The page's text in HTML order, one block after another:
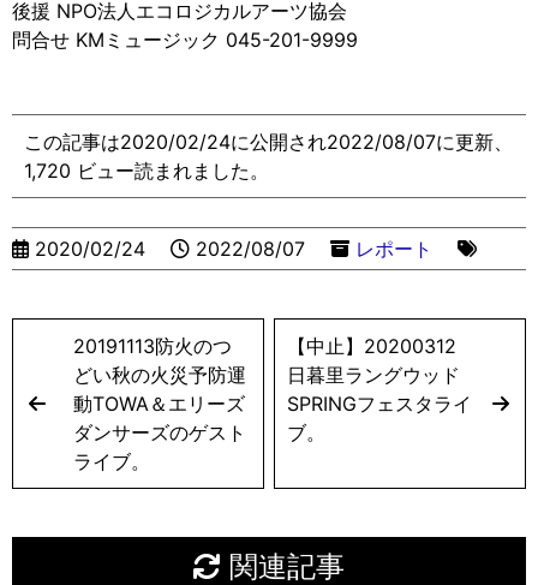
後援 NPO法人エコロジカルアーツ協会
問合せ KMミュージック 045-201-9999
この記事は2020/02/24に公開され2022/08/07に更新、
1,720 ビュー読まれました。
2020/02/24 2022/08/07 レポート
20191113防火のつ
どい秋の火災予防運
動TOWA＆エリーズ
ダンサーズのゲスト
ライブ。
【中止】20200312
日暮里ラングウッド
SPRINGフェスタライ
ブ。
関連記事